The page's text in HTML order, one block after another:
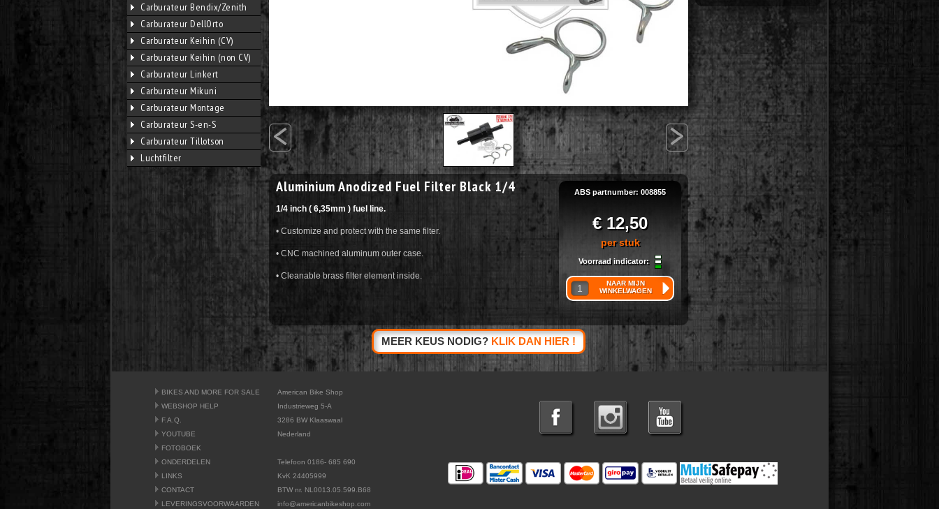
Carburateur Bendix/Zenith
Carburateur DellOrto
Carburateur Keihin (CV)
Carburateur Keihin (non CV)
Carburateur Linkert
Carburateur Mikuni
Carburateur Montage
Carburateur S-en-S
Carburateur Tillotson
Luchtfilter
< >
Aluminium Anodized Fuel Filter Black 1/4
1/4 inch ( 6,35mm ) fuel line.
• Customize and protect with the same filter.
• CNC machined aluminum outer case.
• Cleanable brass filter element inside.
ABS partnumber: 008855
€ 12,50
per stuk
Voorraad indicator:
NAAR MIJN
WINKELWAGEN
MEER KEUS NODIG? KLIK DAN HIER !
BIKES AND MORE FOR SALE
WEBSHOP HELP
F.A.Q.
YOUTUBE
FOTOBOEK
ONDERDELEN
LINKS
CONTACT
LEVERINGSVOORWAARDEN
American Bike Shop
Industrieweg 5-A
3286 BW Klaaswaal
Nederland
Telefoon 0186- 685 690
KvK 24405999
BTW nr. NL0013.05.599.B68
info@americanbikeshop.com